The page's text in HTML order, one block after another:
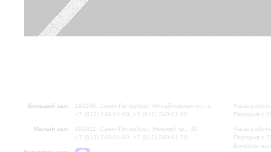
Большой зал:
191186, Санкт-Петербург, Михайловская ул., 2
+7 (812) 240-01-00, +7 (812) 240-01-80
Малый зал:
191011, Санкт-Петербург, Невский пр., 30
+7 (812) 240-01-00, +7 (812) 240-01-70
Часы
Перерыв с
Часы
Перерыв с
Вопросы